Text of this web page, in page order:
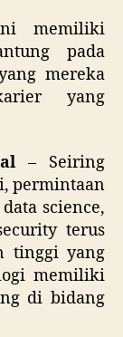
memiliki
pada
mereka
yang
– Seiring
permintaan
science,
terus
tinggi yang
memiliki
di bidang